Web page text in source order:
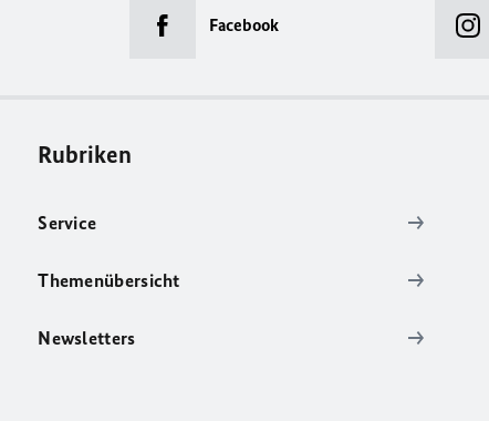
Facebook
Rubriken
Service
Themenübersicht
Newsletters